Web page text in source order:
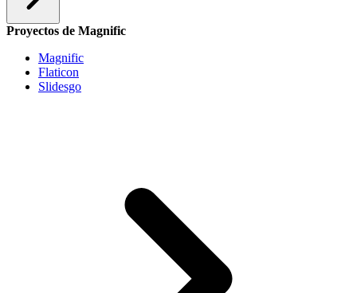
Proyectos de Magnific
Magnific
Flaticon
Slidesgo